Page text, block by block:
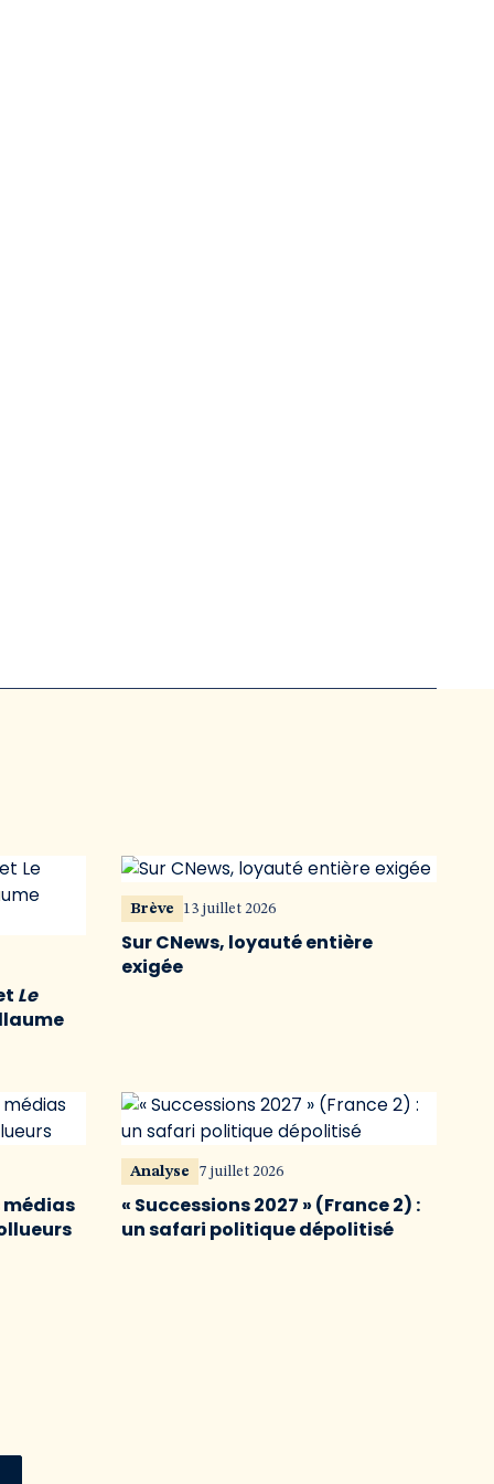
Le
Brève 13 juillet 2026
Sur CNews, loyauté entière
exigée
médias
Analyse 7 juillet 2026
« Successions 2027 » (France 2) :
un safari politique dépolitisé